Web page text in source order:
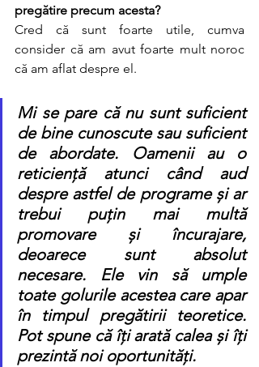
pregătire precum acesta?
Cred că sunt foarte utile, cumva
consider că am avut foarte mult noroc
că am aflat despre el.
Mi se pare că nu sunt suficient
de bine cunoscute sau suficient
de abordate. Oamenii au o
reticiență atunci când aud
despre astfel de programe și ar
trebui puțin mai multă
promovare și încurajare,
deoarece sunt absolut
necesare. Ele vin să umple
toate golurile acestea care apar
în timpul pregătirii teoretice.
Pot spune că îți arată calea și îți
prezintă noi oportunități.